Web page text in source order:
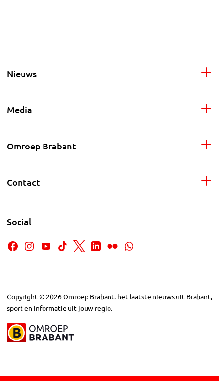
Nieuws
Media
Omroep Brabant
Contact
Social
Copyright © 2026Omroep Brabant: het laatste nieuws uit Brabant,
sport en informatie uit jouw regio.